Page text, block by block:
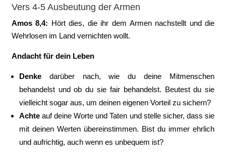
Vers 4-5 Ausbeutung der Armen
Amos 8,4: Hört dies, die ihr dem Armen nachstellt und die
Wehrlosen im Land vernichten wollt.
Andacht für dein Leben
Denkedarüber nach, wie du deine Mitmenschen
behandelst und ob du sie fair behandelst. Beutest du sie
vielleicht sogar aus, um deinen eigenen Vorteil zu sichern?
Achteauf deine Worte und Taten und stelle sicher, dass sie
mit deinen Werten übereinstimmen. Bist du immer ehrlich
und aufrichtig, auch wenn es unbequem ist?